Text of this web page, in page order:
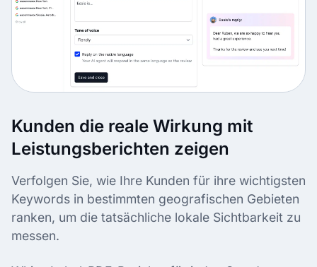
Kunden die reale Wirkung mit
Leistungsberichten zeigen
Verfolgen Sie, wie Ihre Kunden für ihre wichtigsten
Keywords in bestimmten geografischen Gebieten
ranken, um die tatsächliche lokale Sichtbarkeit zu
messen.